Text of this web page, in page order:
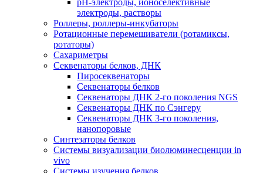
рН-электроды, ионоселективные
электроды, растворы
Роллеры, роллеры-инкубаторы
Ротационные перемешиватели (ротамиксы,
ротаторы)
Сахариметры
Секвенаторы белков, ДНК
Пиросеквенаторы
Секвенаторы белков
Секвенаторы ДНК 2-го поколения NGS
Секвенаторы ДНК по Сэнгеру
Секвенаторы ДНК 3-го поколения,
нанопоровые
Синтезаторы белков
Системы визуализации биолюминесценции in
vivo
Системы изучения белков